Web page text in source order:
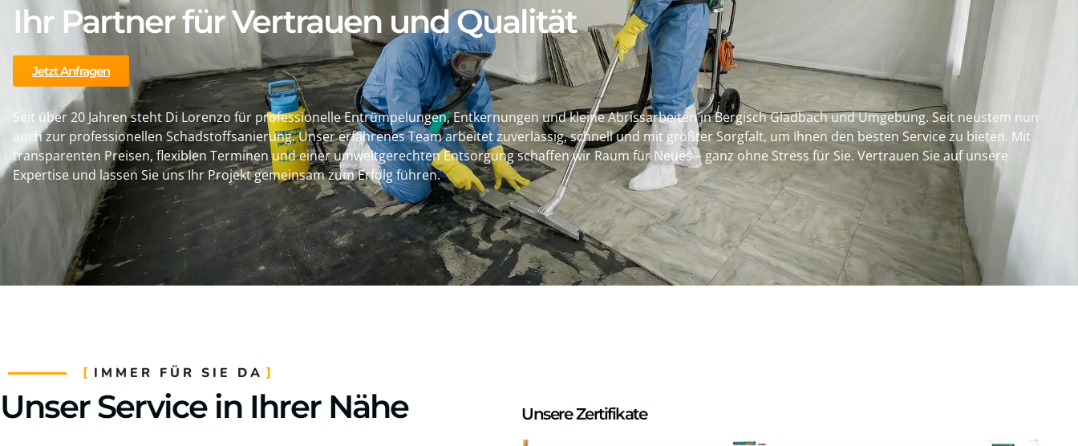
Ihr Partner für Vertrauen und Qualität
Jetzt Anfragen
Seit über 20 Jahren steht Di Lorenzo für professionelle Entrümpelungen, Entkernungen und kleine Abrissarbeiten in Bergisch Gladbach und Umgebung. Seit neustem nun
auch zur professionellen Schadstoffsanierung. Unser erfahrenes Team arbeitet zuverlässig, schnell und mit größter Sorgfalt, um Ihnen den besten Service zu bieten. Mit
transparenten Preisen, flexiblen Terminen und einer umweltgerechten Entsorgung schaffen wir Raum für Neues – ganz ohne Stress für Sie. Vertrauen Sie auf unsere
Expertise und lassen Sie uns Ihr Projekt gemeinsam zum Erfolg führen.
IMMER FÜR SIE DA
Unser Service in Ihrer Nähe Unsere Zertifikate